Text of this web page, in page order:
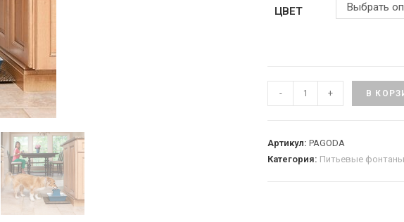
ЦВЕТ Выбрать
- + В
Артикул: PAGODA
Категория: Питьевые фонтаны